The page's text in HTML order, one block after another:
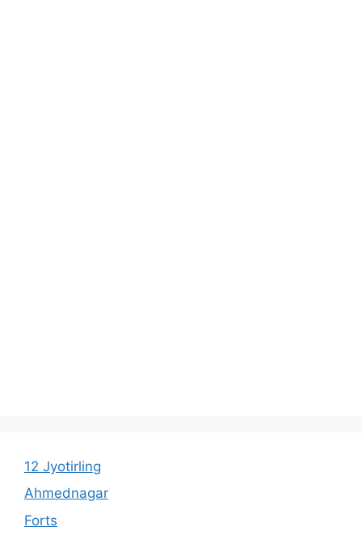
12 Jyotirling
Ahmednagar
Forts